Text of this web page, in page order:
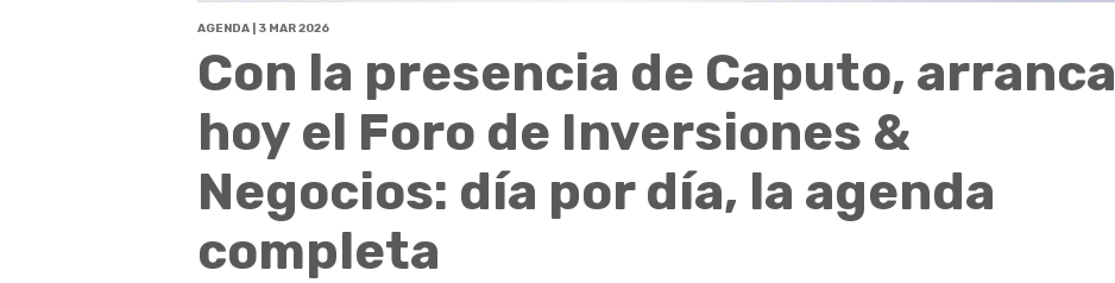
AGENDA | 3 MAR 2026
Con la presencia de Caputo, arranca
hoy el Foro de Inversiones &
Negocios: día por día, la agenda
completa